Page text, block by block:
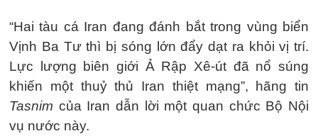
“Hai tàu cá Iran đang đánh bắt trong vùng biển
Vịnh Ba Tư thì bị sóng lớn đẩy dạt ra khỏi vị trí.
Lực lượng biên giới Ả Rập Xê-út đã nổ súng
khiến một thuỷ thủ Iran thiệt mạng”, hãng tin
Tasnim của Iran dẫn lời một quan chức Bộ Nội
vụ nước này.